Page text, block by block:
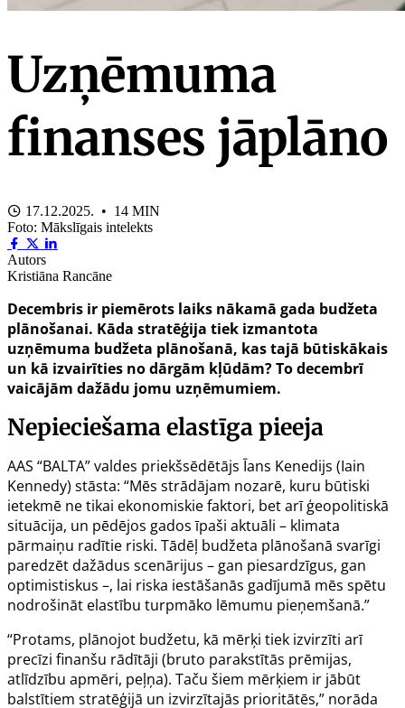
Uzņēmuma
finanses jāplāno
17.12.2025. • 14 MIN
Foto: Mākslīgais intelekts
Autors
Kristiāna Rancāne
Decembris ir piemērots laiks nākamā gada budžeta
plānošanai. Kāda stratēģija tiek izmantota
uzņēmuma budžeta plānošanā, kas tajā būtiskākais
un kā izvairīties no dārgām kļūdām? To decembrī
vaicājām dažādu jomu uzņēmumiem.
Nepieciešama elastīga pieeja
AAS “BALTA” valdes priekšsēdētājs Īans Kenedijs (Iain
Kennedy) stāsta: “Mēs strādājam nozarē, kuru būtiski
ietekmē ne tikai ekonomiskie faktori, bet arī ģeopolitiskā
situācija, un pēdējos gados īpaši aktuāli – klimata
pārmaiņu radītie riski. Tādēļ budžeta plānošanā svarīgi
paredzēt dažādus scenārijus – gan piesardzīgus, gan
optimistiskus –, lai riska iestāšanās gadījumā mēs spētu
nodrošināt elastību turpmāko lēmumu pieņemšanā.”
“Protams, plānojot budžetu, kā mērķi tiek izvirzīti arī
precīzi finanšu rādītāji (bruto parakstītās prēmijas,
atlīdzību apmēri, peļņa). Taču šiem mērķiem ir jābūt
balstītiem stratēģijā un izvirzītajās prioritātēs,” norāda